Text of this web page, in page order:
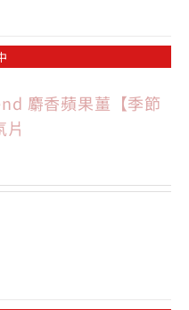
麝香蘋果薑【季節
片